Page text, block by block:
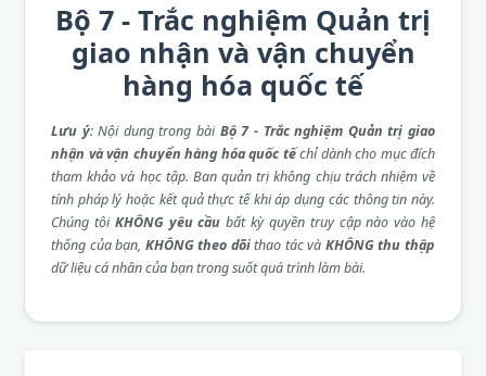
Bộ 7 - Trắc nghiệm Quản trị
giao nhận và vận chuyển
hàng hóa quốc tế
Lưu ý: Nội dung trong bài Bộ 7 - Trắc nghiệm Quản trị giao
nhận và vận chuyển hàng hóa quốc tếchỉ dành cho mục đích
tham khảo và học tập. Ban quản trị không chịu trách nhiệm về
tính pháp lý hoặc kết quả thực tế khi áp dụng các thông tin này.
Chúng tôi KHÔNG yêu cầu bất kỳ quyền truy cập nào vào hệ
thống của bạn, KHÔNG theo dõithao tác và KHÔNG thu thập
dữ liệu cá nhân của bạn trong suốt quá trình làm bài.